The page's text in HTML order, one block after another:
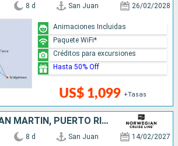
8 d San Juan 26/02/2028
US$ 1,099 +Tasas
Animaciones Incluidas
Paquete WiFi*
Créditos para excursiones
Hasta 50% Off
BARBADOS, SAN MARTÍN, PUERTO RICO
8 d San Juan 14/02/2027